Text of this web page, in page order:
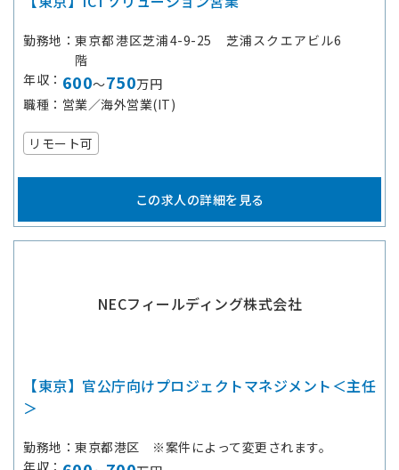
勤務地
東京都港区芝浦4-9-25 芝浦スクエアビル6
階
年収
600～750万円
職種
営業／海外営業(IT)
リモート可
この求人の詳細を見る
NECフィールディング株式会社
【東京】官公庁向けプロジェクトマネジメント＜主任
＞
勤務地
東京都港区 ※案件によって変更されます。
年収